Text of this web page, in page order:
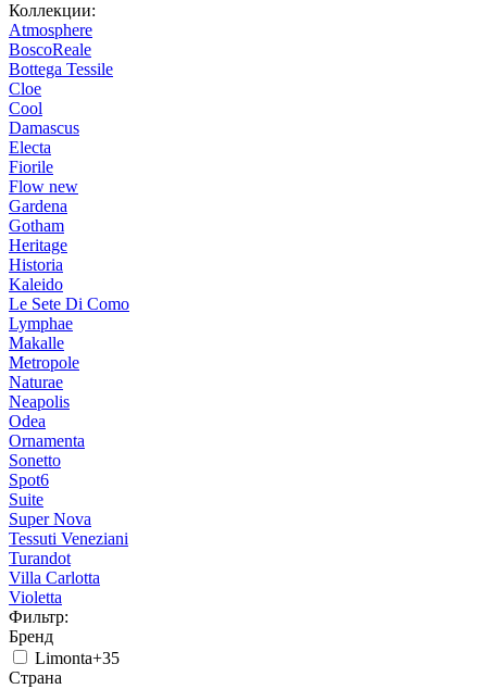
Коллекции:
Atmosphere
BoscoReale
Bottega Tessile
Cloe
Cool
Damascus
Electa
Fiorile
Flow new
Gardena
Gotham
Heritage
Historia
Kaleido
Le Sete Di Como
Lymphae
Makalle
Metropole
Naturae
Neapolis
Odea
Ornamenta
Sonetto
Spot6
Suite
Super Nova
Tessuti Veneziani
Turandot
Villa Carlotta
Violetta
Фильтр:
Бренд
Limonta+35
Страна